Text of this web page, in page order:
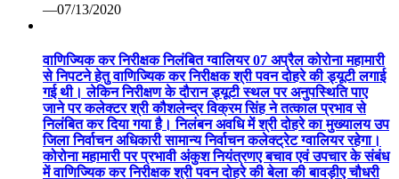
—07/13/2020
वाणिज्यिक कर निरीक्षक निलंबित ग्वालियर 07 अप्रैल कोरोना महामारी
से निपटने हेतु वाणिज्यिक कर निरीक्षक श्री पवन दोहरे की ड्यूटी लगाई
गई थी। लेकिन निरीक्षण के दौरान ड्यूटी स्थल पर अनुपस्थिति पाए
जाने पर कलेक्टर श्री कौशलेन्द्र विक्रम सिंह ने तत्काल प्रभाव से
निलंबित कर दिया गया है। निलंबन अवधि में श्री दोहरे का मुख्यालय उप
जिला निर्वाचन अधिकारी सामान्य निर्वाचन कलेक्ट्रेट ग्वालियर रहेगा।
कोरोना महामारी पर प्रभावी अंकुश नियंत्रणए बचाव एवं उपचार के संबंध
में वाणिज्यिक कर निरीक्षक श्री पवन दोहरे की बेला की बावड़ीए चौधरी